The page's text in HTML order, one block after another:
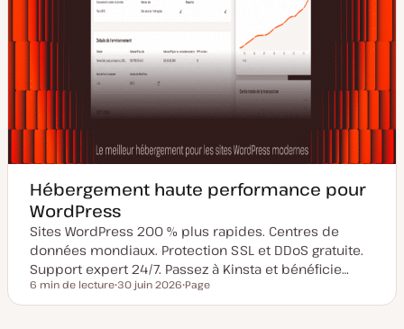
Hébergement haute performance pour
WordPress
Sites WordPress 200 % plus rapides. Centres de
données mondiaux. Protection SSL et DDoS gratuite.
Support expert 24/7. Passez à Kinsta et bénéficie…
Temps de lecture
6 min de lecture
a
30 juin 2026
y
Page